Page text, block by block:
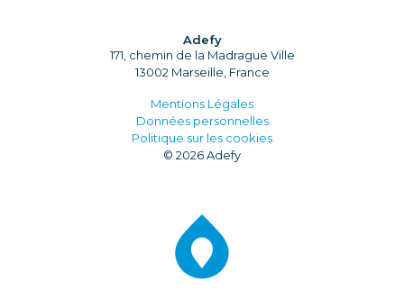
Adefy
171, chemin de la Madrague Ville
13002 Marseille, France
Mentions Légales
Données personnelles
Politique sur les cookies
© 2026 Adefy